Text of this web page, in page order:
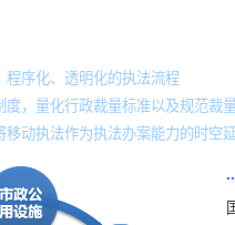
程序化、透明化的执法流程
度，量化行政裁量标准以及规范裁
移动执法作为执法办案能力的时空